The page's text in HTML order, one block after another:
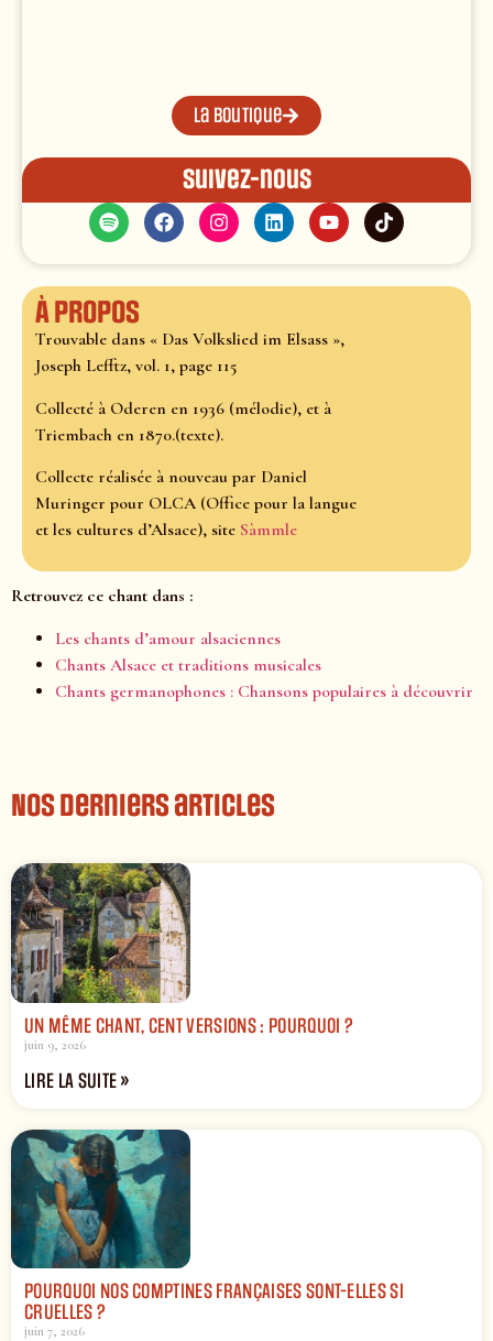
La boutique
Suivez-nous
À propos
Trouvable dans « Das Volkslied im Elsass »,
Joseph Lefftz, vol. 1, page 115
Collecté à Oderen en 1936 (mélodie), et à
Triembach en 1870.(texte).
Collecte réalisée à nouveau par Daniel
Muringer pour OLCA (Office pour la langue
et les cultures d’Alsace), site Sàmmle
Retrouvez ce chant dans :
Les chants d’amour alsaciennes
Chants Alsace et traditions musicales
Chants germanophones : Chansons populaires à découvrir
Nos derniers articles
UN MÊME CHANT, CENT VERSIONS : POURQUOI ?
juin 9, 2026
LIRE LA SUITE »
POURQUOI NOS COMPTINES FRANÇAISES SONT-ELLES SI
CRUELLES ?
juin 7, 2026